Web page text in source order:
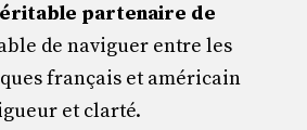
partenaire de
de naviguer entre les
français et américain
et clarté.